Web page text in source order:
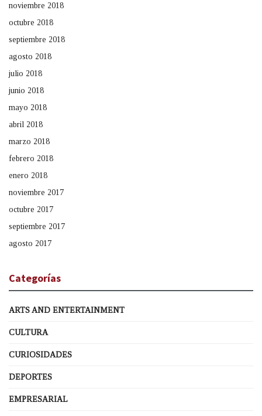
noviembre 2018
octubre 2018
septiembre 2018
agosto 2018
julio 2018
junio 2018
mayo 2018
abril 2018
marzo 2018
febrero 2018
enero 2018
noviembre 2017
octubre 2017
septiembre 2017
agosto 2017
Categorías
ARTS AND ENTERTAINMENT
CULTURA
CURIOSIDADES
DEPORTES
EMPRESARIAL